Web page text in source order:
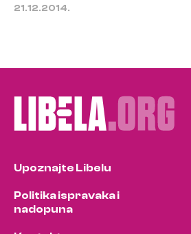
21.12.2014.
Upoznajte Libelu
Politika ispravaka i
nadopuna